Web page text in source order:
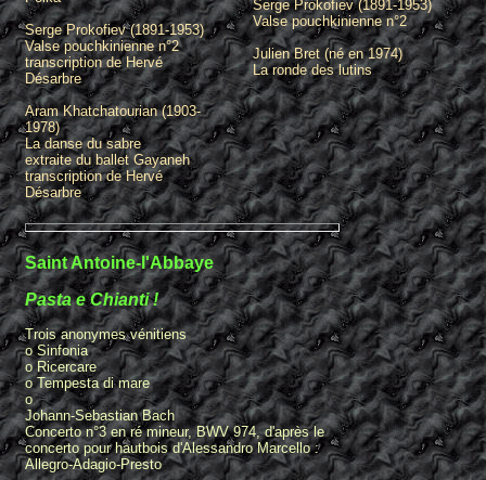
Serge Prokofiev (1891-1953)
Valse pouchkinienne n°2
transcription de Hervé
Désarbre
Aram Khatchatourian (1903-
1978)
La danse du sabre
extraite du ballet Gayaneh
transcription de Hervé
Désarbre
Serge Prokofiev (1891-1953)
Valse pouchkinienne n°2
Julien Bret (né en 1974)
La ronde des lutins
Saint Antoine-l'Abbaye
Pasta e Chianti !
Trois anonymes vénitiens
o Sinfonia
o Ricercare
o Tempesta di mare
o
Johann-Sebastian Bach
Concerto n°3 en ré mineur, BWV 974, d'après le
concerto pour hautbois d'Alessandro Marcello :
Allegro-Adagio-Presto